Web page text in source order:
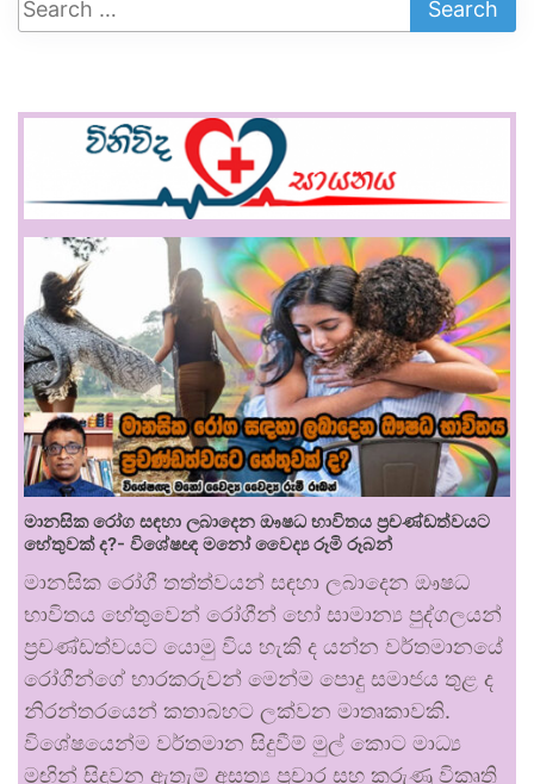
මානසික රෝග සඳහා ලබාදෙන ඖෂධ භාවිතය ප්‍රචණ්ඩත්වයට
හේතුවක් ද?- විශේෂඥ මනෝ වෛද්‍ය රූමි රූබන්
මානසික රෝගී තත්ත්වයන් සඳහා ලබාදෙන ඖෂධ
භාවිතය හේතුවෙන් රෝගීන් හෝ සාමාන්‍ය පුද්ගලයන්
ප්‍රචණ්ඩත්වයට යොමු විය හැකි ද යන්න වර්තමානයේ
රෝගීන්ගේ භාරකරුවන් මෙන්ම පොදු සමාජය තුළ ද
නිරන්තරයෙන් කතාබහට ලක්වන මාතෘකාවකි.
විශේෂයෙන්ම වර්තමාන සිදුවීම් මුල් කොට මාධ්‍ය
මඟින් සිදුවන ඇතැම් අසත්‍ය ප්‍රචාර සහ කරුණු විකෘති